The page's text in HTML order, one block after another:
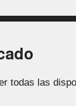
todas las